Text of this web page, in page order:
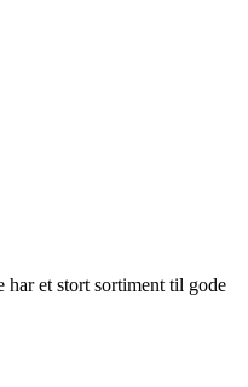
har et stort sortiment til gode